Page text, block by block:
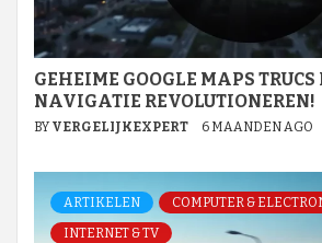
GEHEIME GOOGLE MAPS TRUCS
NAVIGATIE REVOLUTIONEREN!
BY VERGELIJKEXPERT 6 MAANDEN AGO
ARTIKELEN
COMPUTER &
INTERNET & TV